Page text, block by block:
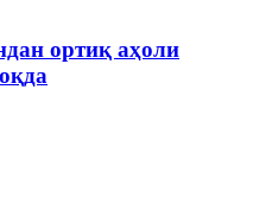
ортиқ аҳоли